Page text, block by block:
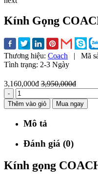
Kính Gọng
Thương hiệu: Coach | Mã
Tình trạng: 2-3 Ngày
3,160,000đ 3,950,000đ
-
Thêm vào giỏ
Mua ngay
Mô tả
Đánh giá (0)
Kính gọng